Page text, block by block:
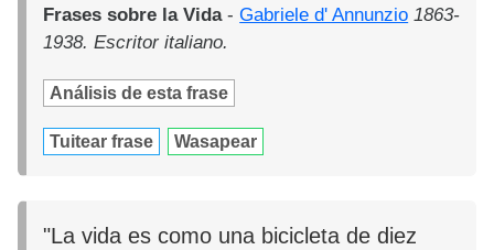
Frases sobre la Vida-Gabriele d' Annunzio 1863-
1938. Escritor italiano.
Análisis de esta frase
Tuitear frase Wasapear
"La vida es como una bicicleta de diez